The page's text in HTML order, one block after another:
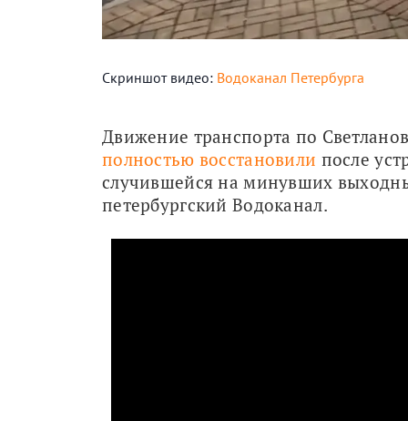
Скриншот видео: Водоканал Петербурга
полностью восстановили после
случившейся на минувших
петербургский Водоканал.